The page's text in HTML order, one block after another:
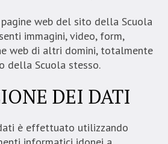
web del sito della Scuola
immagini, video, form,
web di altri domini, totalmente
della Scuola stesso.
DEI DATI
è effettuato utilizzando